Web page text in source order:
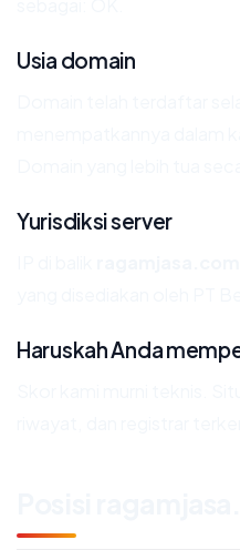
Usia domain
Yurisdiksi server
Haruskah Anda